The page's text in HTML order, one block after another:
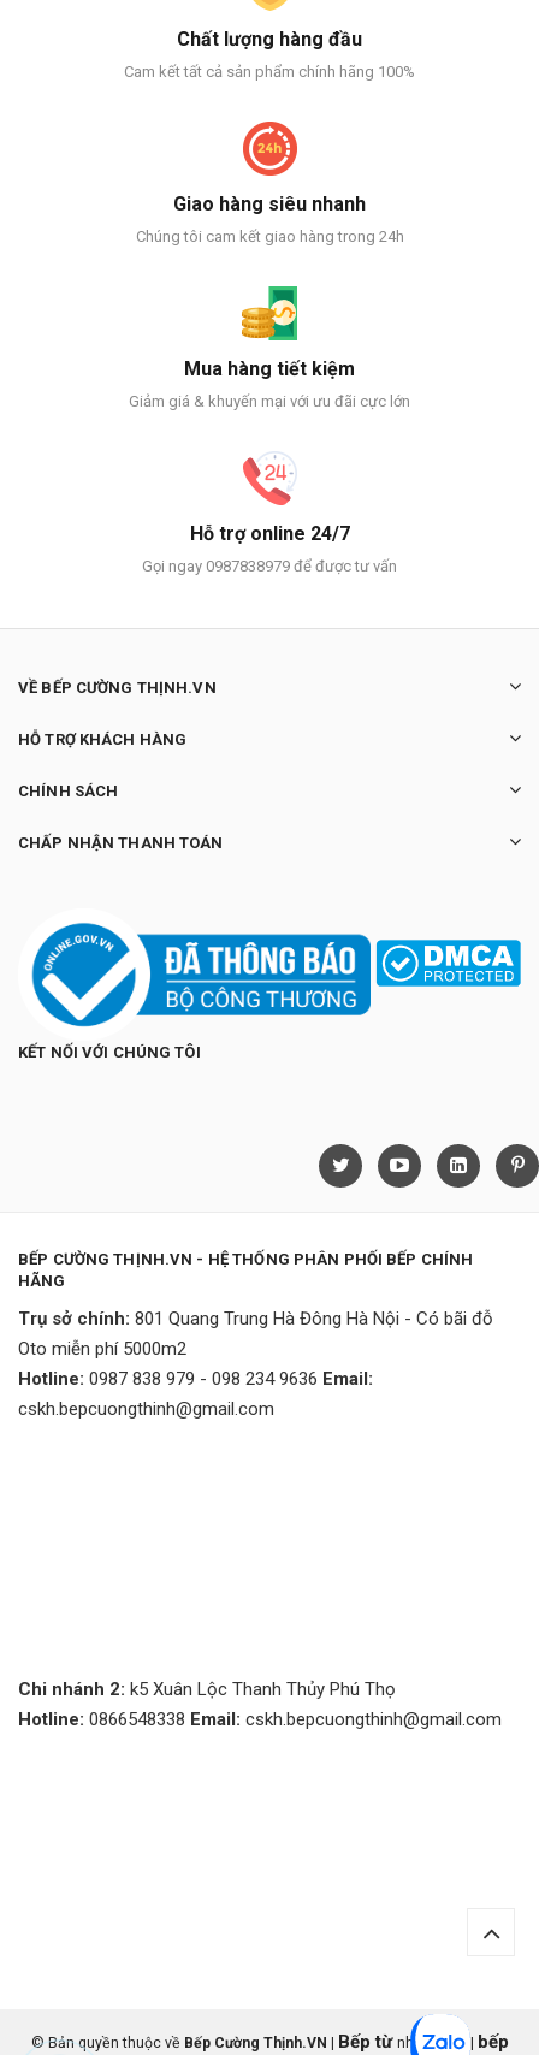
Chất lượng hàng đầu
Cam kết tất cả sản phẩm chính hãng 100%
Giao hàng siêu nhanh
Chúng tôi cam kết giao hàng trong 24h
Mua hàng tiết kiệm
Giảm giá & khuyến mại với ưu đãi cực lớn
Hỗ trợ online 24/7
Gọi ngay 0987838979 để được tư vấn
VỀ BẾP CƯỜNG THỊNH.VN
HỖ TRỢ KHÁCH HÀNG
CHÍNH SÁCH
CHẤP NHẬN THANH TOÁN
KẾT NỐI VỚI CHÚNG TÔI
BẾP CƯỜNG THỊNH.VN - HỆ THỐNG PHÂN PHỐI BẾP CHÍNH
HÃNG
Trụ sở chính: 801 Quang Trung Hà Đông Hà Nội - Có bãi đỗ
Oto miễn phí 5000m2
Hotline: 0987 838 979 - 098 234 9636 Email:
cskh.bepcuongthinh@gmail.com
Chi nhánh 2: k5 Xuân Lộc Thanh Thủy Phú Thọ
Hotline: 0866548338 Email: cskh.bepcuongthinh@gmail.com
© Bản quyền thuộc về Bếp Cường Thịnh.VN | Bếp từ nhập khẩu | bếp